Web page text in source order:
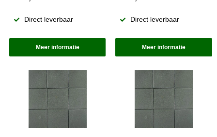
Direct leverbaar
Meer informatie
Direct leverbaar
Meer informatie